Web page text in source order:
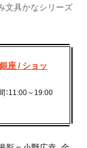
文具かなシリーズ
座 / ショッ
：11:00～19:00